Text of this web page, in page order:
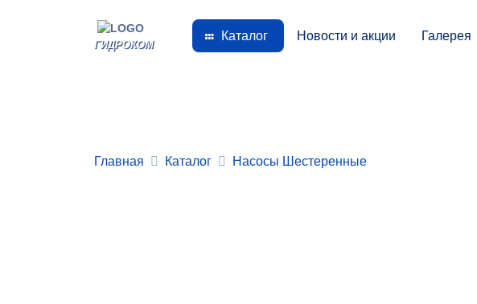
ГИДРОКОМ
Каталог Новости и акции Галерея
Главная Каталог Насосы Шестеренные